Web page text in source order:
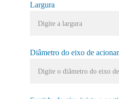
Largura
Diâmetro do eixo de